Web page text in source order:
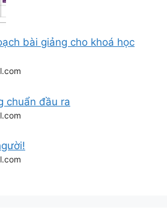
bài giảng cho khoá học
chuẩn đầu ra